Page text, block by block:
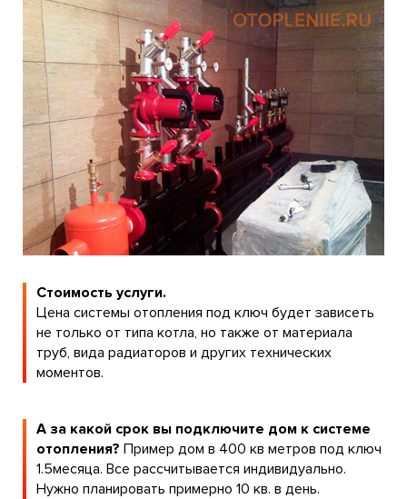
Стоимость услуги.
Цена системы отопления под ключ будет зависеть
не только от типа котла, но также от материала
труб, вида радиаторов и других технических
моментов.
А за какой срок вы подключите дом к системе
отопления? Пример дом в 400 кв метров под ключ
1.5месяца. Все рассчитывается индивидуально.
Нужно планировать примерно 10 кв. в день.